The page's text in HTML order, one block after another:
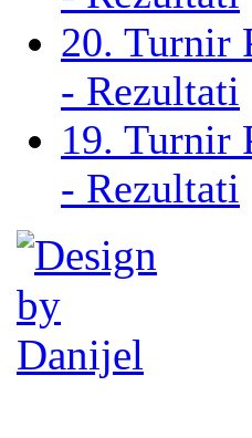
20. Turnir
- Rezultati
19. Turnir
- Rezultati